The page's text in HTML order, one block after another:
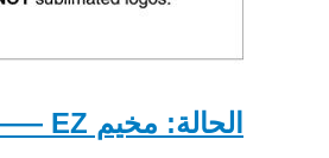
الحالة: مخيم EZ —— يمكن تصنيف منتجاتنا بشعار العملاء.